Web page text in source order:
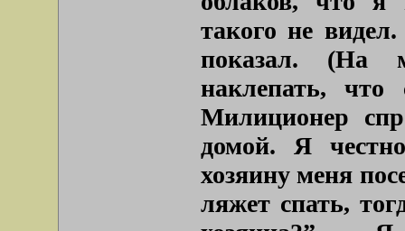
такого не
показал. (На
наклепать, что
Милиционер
домой. Я
хозяину меня
ляжет спать,